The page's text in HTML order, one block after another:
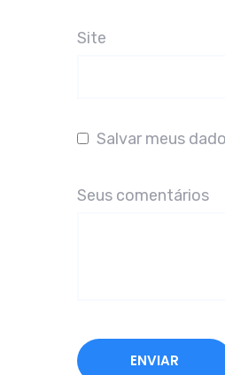
Site
Salvar meus
Seus comentários